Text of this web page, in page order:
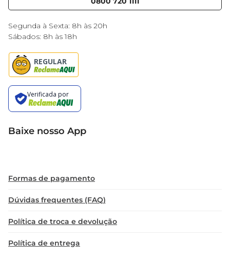
Segunda à Sexta: 8h às 20h
Sábados: 8h às 18h
Baixe nosso App
Formas de pagamento
Dúvidas frequentes (FAQ)
Política de troca e devolução
Política de entrega